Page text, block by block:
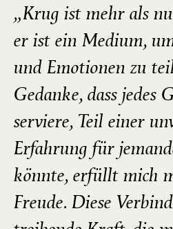
„Krug ist mehr als
er ist ein Medium,
und Emotionen zu
Gedanke, dass jedes
serviere, Teil einer
Erfahrung für
könnte, erfüllt mich
Freude. Diese